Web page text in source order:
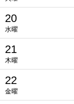
20
水曜
21
木曜
22
金曜